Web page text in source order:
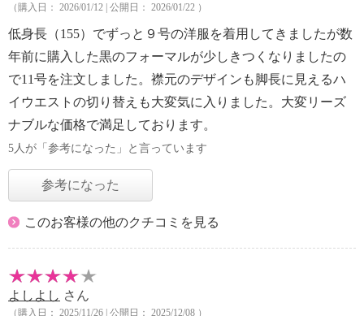
（購入日： 2026/01/12 | 公開日： 2026/01/22 ）
低身長（155）でずっと９号の洋服を着用してきましたが数
年前に購入した黒のフォーマルが少しきつくなりましたの
で11号を注文しました。襟元のデザインも脚長に見えるハ
イウエストの切り替えも大変気に入りました。大変リーズ
ナブルな価格で満足しております。
5人が「参考になった」と言っています
参考になった
このお客様の他のクチコミを見る
よしよし さん
（購入日： 2025/11/26 | 公開日： 2025/12/08 ）